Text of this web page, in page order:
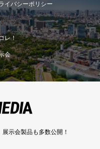
イバシーポリシー
レ！
会
示会製品も多数公開！